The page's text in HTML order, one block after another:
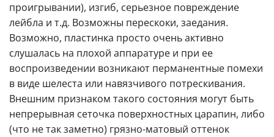
проигрывании), изгиб, серьезное повреждение
лейбла и т.д. Возможны перескоки, заедания.
Возможно, пластинка просто очень активно
слушалась на плохой аппаратуре и при ее
воспроизведении возникают перманентные помехи
в виде шелеста или навязчивого потрескивания.
Внешним признаком такого состояния могут быть
непрерывная сеточка поверхностных царапин, либо
(что не так заметно) грязно-матовый оттенок